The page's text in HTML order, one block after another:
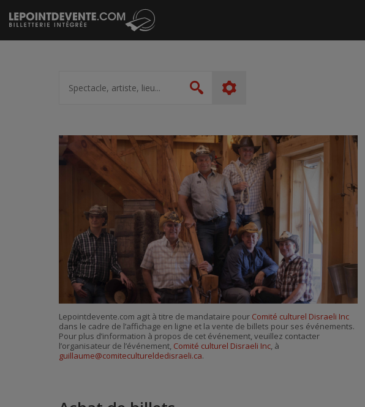
Passer
au
contenu
artiste,
lieu...
Rechercher
Lepointdevente.com agit à titre de mandataire pour Comité culturel Disraeli Inc
dans le cadre de l’affichage en ligne et la vente de billets pour ses événements.
Pour plus d’information à propos de cet événement, veuillez contacter
l’organisateur de l’événement, Comité culturel Disraeli Inc, à
guillaume@comitecultureldedisraeli.ca.